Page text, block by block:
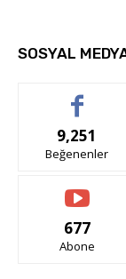
SOSYAL
9,251
Beğenenler
677
Abone